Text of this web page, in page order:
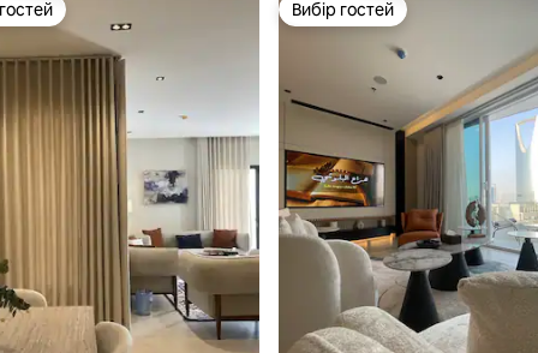
гостей Вибір гостей
Вибір гостей